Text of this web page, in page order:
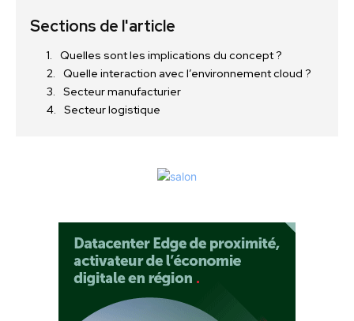
Sections de l'article
Quelles sont les implications du concept ?
Quelle interaction avec l’environnement cloud ?
Secteur manufacturier
Secteur logistique